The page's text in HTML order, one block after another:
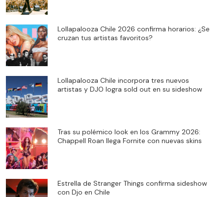
Lollapalooza Chile 2026 confirma horarios: ¿Se
cruzan tus artistas favoritos?
Lollapalooza Chile incorpora tres nuevos
artistas y DJO logra sold out en su sideshow
Tras su polémico look en los Grammy 2026:
Chappell Roan llega Fornite con nuevas skins
Estrella de Stranger Things confirma sideshow
con Djo en Chile